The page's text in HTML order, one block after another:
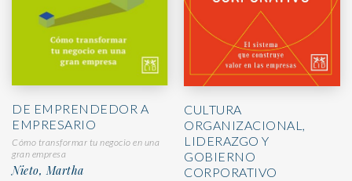
DE EMPRENDEDOR A
EMPRESARIO
Cómo transformar tu negocio en una
gran empresa
Nieto, Martha
CULTURA
ORGANIZACIONAL,
LIDERAZGO Y
GOBIERNO
CORPORATIVO